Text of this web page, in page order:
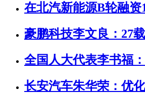
在北汽新能源B轮融资
豪鹏科技李文良：27
全国人大代表李书福
长安汽车朱华荣：优